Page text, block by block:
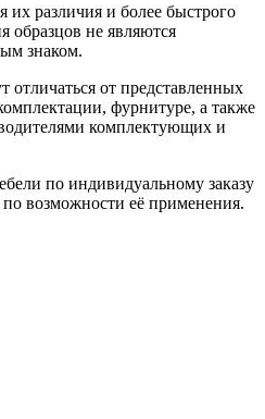
различия и более быстрого
образцов не являются
знаком.
отличаться от представленных
фурнитуре, а также
комплектующих и
по индивидуальному заказу
возможности её применения.